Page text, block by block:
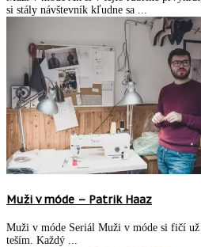
si stály návštevník kľudne sa ...
Muži v móde – Patrik Haaz
Muži v móde Seriál Muži v móde si fičí
teším. Každý ...